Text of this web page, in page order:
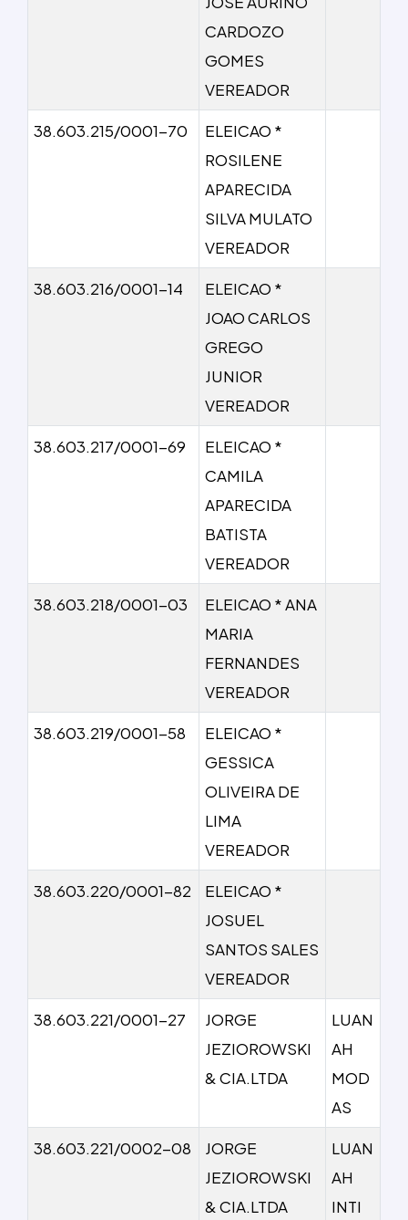
CARDOZO
GOMES
VEREADOR
38.603.215/0001-70
ELEICAO *
ROSILENE
APARECIDA
SILVA MULATO
VEREADOR
38.603.216/0001-14
ELEICAO *
JOAO CARLOS
GREGO
JUNIOR
VEREADOR
38.603.217/0001-69
ELEICAO *
CAMILA
APARECIDA
BATISTA
VEREADOR
38.603.218/0001-03
ELEICAO * ANA
MARIA
FERNANDES
VEREADOR
38.603.219/0001-58
ELEICAO *
GESSICA
OLIVEIRA DE
LIMA
VEREADOR
38.603.220/0001-82
ELEICAO *
JOSUEL
SANTOS SALES
VEREADOR
38.603.221/0001-27
JORGE
JEZIOROWSKI
& CIA.LTDA
LUAN
AH
MOD
AS
38.603.221/0002-08
JORGE
JEZIOROWSKI
& CIA.LTDA
LUAN
AH
INTI